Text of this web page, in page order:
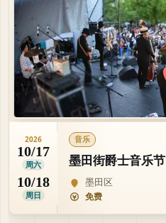
2026
10/17
周六
10/18
周日
音乐
墨田街爵士音乐节
墨田区
免费